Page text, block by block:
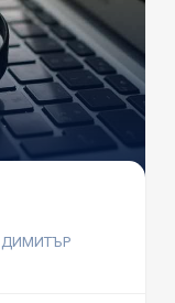
ДИМИТЪР